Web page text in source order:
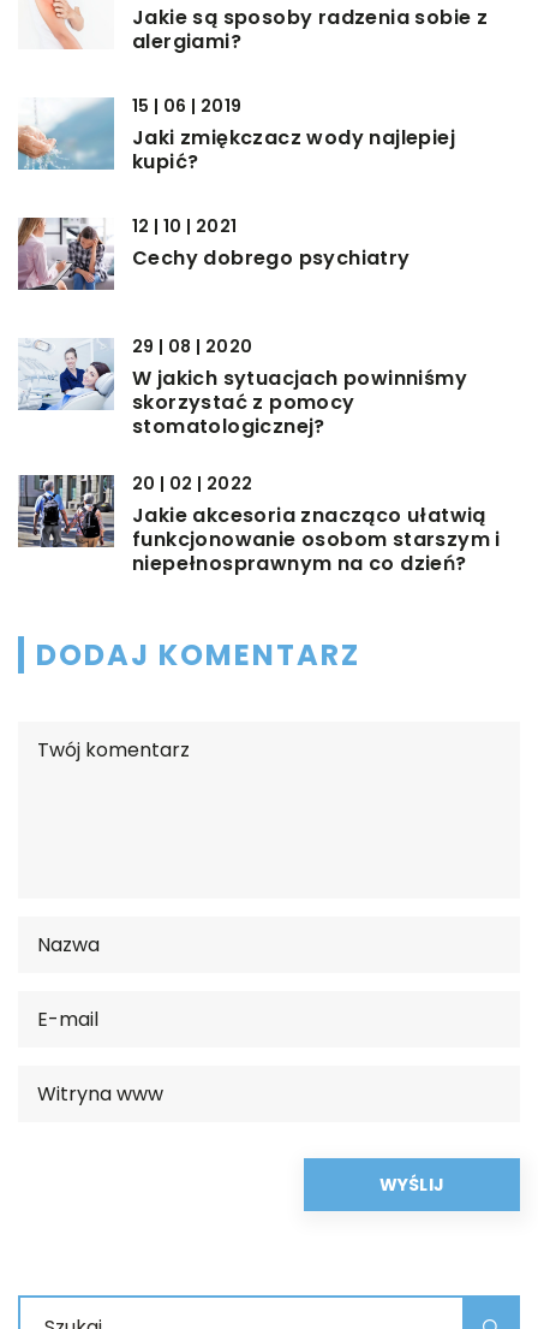
Jakie są sposoby radzenia sobie z
alergiami?
15 | 06 | 2019
Jaki zmiękczacz wody najlepiej
kupić?
12 | 10 | 2021
Cechy dobrego psychiatry
29 | 08 | 2020
W jakich sytuacjach powinniśmy
skorzystać z pomocy
stomatologicznej?
20 | 02 | 2022
Jakie akcesoria znacząco ułatwią
funkcjonowanie osobom starszym i
niepełnosprawnym na co dzień?
DODAJ KOMENTARZ